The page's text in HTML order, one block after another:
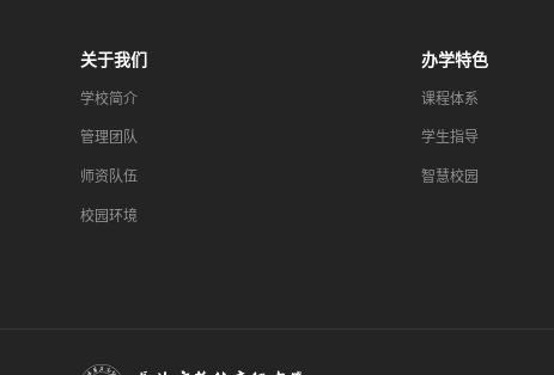
关于我们
学校简介
管理团队
师资队伍
校园环境
办学特色
课程体系
学生指导
智慧校园